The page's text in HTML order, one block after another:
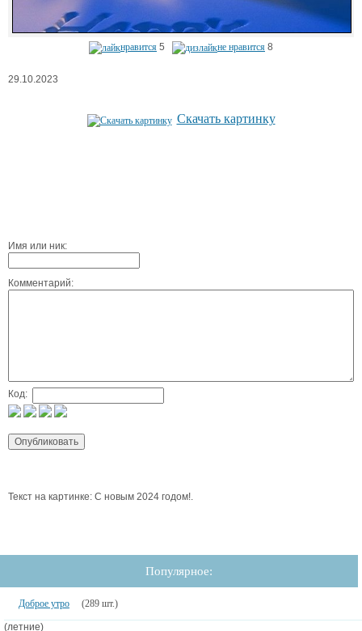
нравится 5 не нравится 8
29.10.2023
Скачать картинку
Имя или ник:
Комментарий:
Код:
Текст на картинке: С новым 2024 годом!.
Популярное:
Доброе утро (289 шт.)
(летние)